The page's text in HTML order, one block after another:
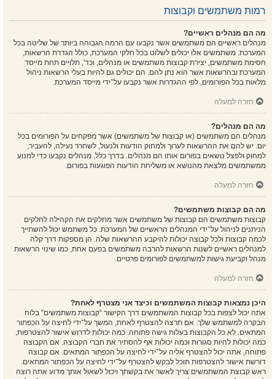
רמות משתמשים וקבוצות
מה הם מנהלים ראשיים?
מנהלים ראשיים הם משתמשים אשר נקבעו עם הרמה הגבוהה ביותר של שליטה בכל
המערכת. משתמשים אלו יכולים לשלוט בכל חלקי המערכת, כולל הגדרת הרשאות,
חסימת משתמשים, יצירת קבוצות משתמשים או מנהלים, וכד', תלויים תחת מייסד
המערכת ובהרשאות אשר הוא נתן להם. הם יכולים גם להיות בעלי הרשאות ניהול
מלאות בכל הפורומים, לפי ההגדרות אשר נקבעו על־ידי מייסד המערכת.
חזרה למעלה
מה הם מנהלים?
מנהלים הם משתמשים (או קבוצות של משתמשים) אשר מפקחים על הפורומים בכל
יום. יש להם את ההרשאות לערוך ולמחוק הודעות ולנעול, לשחרר נעילה, להעביר,
למחוק ולפצל נושאים בפורום אותו הם מנהלים. בדרך כלל, מנהלים נקבעו כדי למנוע
ממשתמשים מלצאת מהנושא או משליחת הודעות הפוגעות בפורום.
חזרה למעלה
מה הם קבוצות משתמשים?
קבוצות משתמשים הם קבוצות של משתמשים אשר מחלקים את הקהילה לחלקים
הניתנים לניהול על־ידי המנהלים הראשיים של המערכת. כל משתמש יכול להשתייך
לכמה קבוצות ולכל קבוצה יכולות להיקבע ההרשאות שלה. הן מספקות דרך קלה
למנהלים ראשיים לשנות הרשאות להרבה משתמשים בפעם אחת, כמו שינוי הרשאות
מנהל וקביעת גישות למשתמשים לפורומים פרטיים.
חזרה למעלה
היכן נמצאות קבוצות המשתמשים וכיצד אני מצטרף לאחת?
אתה יכול לצפות בכל קבוצות המשתמשים דרך הקישור “קבוצות משתמשים” בלוח
הבקרה למשתמש שלך. אם תרצה להצטרף לאחת, המשך על־ידי לחיצה על הכפתור
המתאים. לא כל הקבוצות בעלות גישה פתוחה. כמה יכולות לדרוש אישור להצטרפות,
כמה יכולות להיות סגורות וכמה יכולות אף להסתיר את חברי הקבוצה. אם הקבוצה
פתוחה, אתה יכול להצטרף אליה על־ידי לחיצה על הכפתור המתאים. אם קבוצה
דורשת אישור להצטרפות תוכל לבקש להצטרף על־ידי לחיצה על הכפתור המתאים.
ראש קבוצת המשתמשים צריך לאשר את בקשתך ויכול לשאול אותך מדוע אתה רוצה